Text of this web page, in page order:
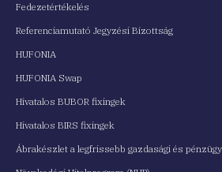
Fedezetértékelés
Referenciamutató Jegyzési Bizottság
HUFONIA
HUFONIA Swap
Hivatalos BUBOR fixingek
Hivatalos BIRS fixingek
Ábrakészlet a legfrissebb gazdasági és